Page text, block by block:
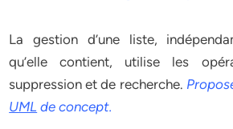
La gestion d’une liste,
qu’elle contient, utilise les
suppression et de recherche.
UML de concept.